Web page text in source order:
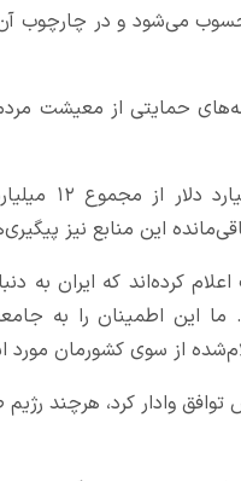
می‌شود و در چارچوب
حمایتی از معیشت مردم
بر اساس
این منابع نیز
کرده‌اند که ایران
این اطمینان را به
از سوی کشورمان مورد
توافق وادار کرد، هرچند